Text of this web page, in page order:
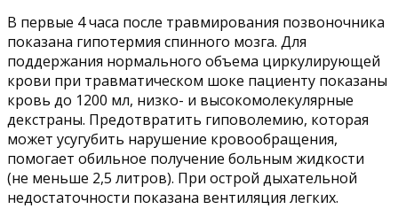
В первые 4 часа после травмирования позвоночника
показана гипотермия спинного мозга. Для
поддержания нормального объема циркулирующей
крови при травматическом шоке пациенту показаны
кровь до 1200 мл, низко- и высокомолекулярные
декстраны. Предотвратить гиповолемию, которая
может усугубить нарушение кровообращения,
помогает обильное получение больным жидкости
(не меньше 2,5 литров). При острой дыхательной
недостаточности показана вентиляция легких.